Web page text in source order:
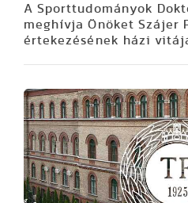
A Sporttudományok
meghívja Önöket Szájer
értekezésének házi